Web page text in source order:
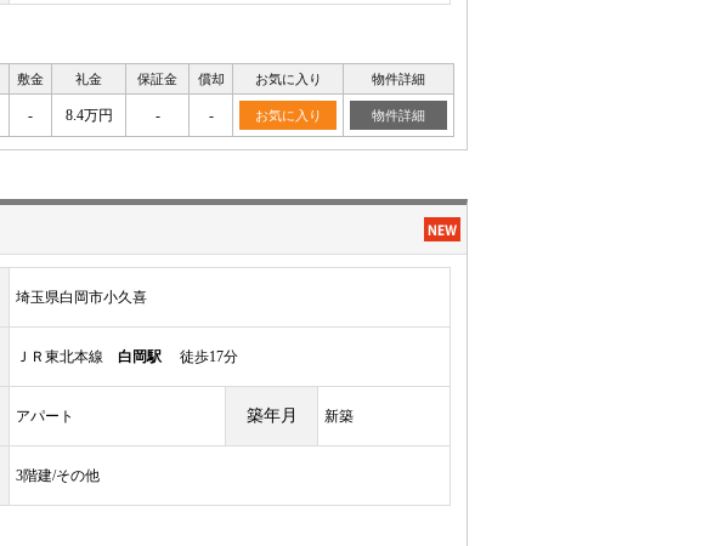
敷金 礼金 保証金 償却 お気に入り 物件詳細
- 8.4万円 - - お気に入り 物件詳細
埼玉県白岡市小久喜
ＪＲ東北本線 白岡駅 徒歩17分
アパート 築年月 新築
3階建/その他